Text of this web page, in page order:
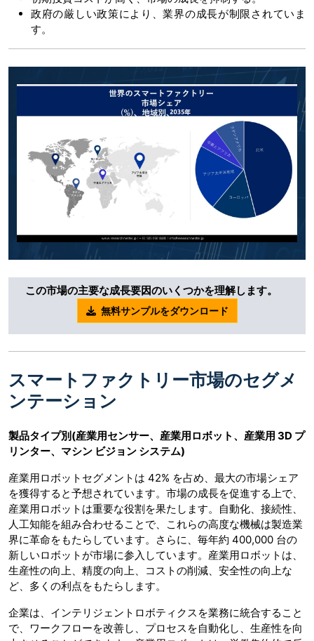
政府の厳しい政策により、業界の成長が制限されていま
す。
この市場の主要な成長要因のいくつかを理解します。
無料サンプルをダウンロード
スマートファクトリー市場のセグメ
ンテーション
製品タイプ別(産業用センサー、産業用ロボット、産業用 3D プ
リンター、マシン ビジョン システム)
産業用ロボットセグメントは 42% を占め、最大の市場シェア
を獲得すると予想されています。市場の成長を促進する上で、
産業用ロボットは重要な役割を果たします。自動化、接続性、
人工知能を組み合わせることで、これらの高度な機械は製造業
界に革命をもたらしています。さらに、毎年約 400,000 台の
新しいロボットが市場に参入しています。産業用ロボットは、
生産性の向上、精度の向上、コストの削減、安全性の向上な
ど、多くの利点をもたらします。
企業は、インテリジェントロボティクスを業務に統合すること
で、ワークフローを改善し、プロセスを自動化し、生産性を向